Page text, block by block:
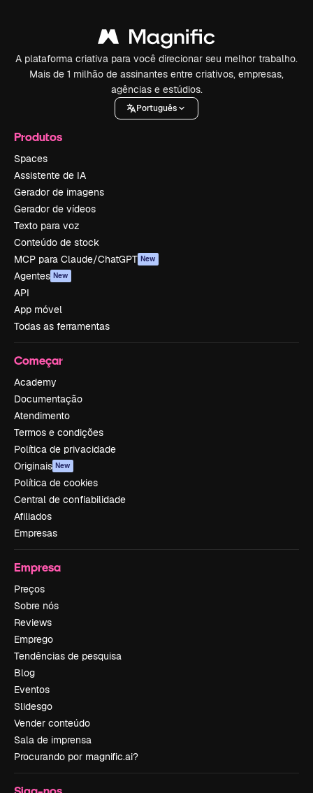
A plataforma criativa para você direcionar seu melhor trabalho.
Mais de 1 milhão de assinantes entre criativos, empresas,
agências e estúdios.
Português
Produtos
Spaces
Assistente de IA
Gerador de imagens
Gerador de vídeos
Texto para voz
Conteúdo de stock
MCP para Claude/ChatGPT New
Agentes New
API
App móvel
Todas as ferramentas
Começar
Academy
Documentação
Atendimento
Termos e condições
Política de privacidade
Originais New
Política de cookies
Central de confiabilidade
Afiliados
Empresas
Empresa
Preços
Sobre nós
Reviews
Emprego
Tendências de pesquisa
Blog
Eventos
Slidesgo
Vender conteúdo
Sala de imprensa
Procurando por magnific.ai?